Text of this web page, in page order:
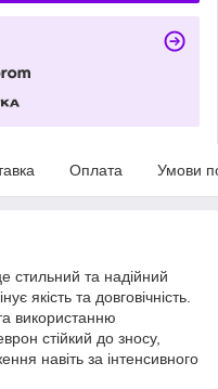
Оплата Умови
стильний та надійний
якість та довговічність.
використанню
стійкий до зносу,
навіть за інтенсивного